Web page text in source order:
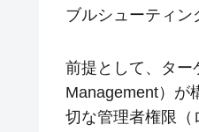
ブルシューティン
前提として、ター
Management）が
切な管理者権限（